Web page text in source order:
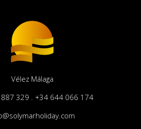
Vélez Málaga
329 . +34 644 066 174